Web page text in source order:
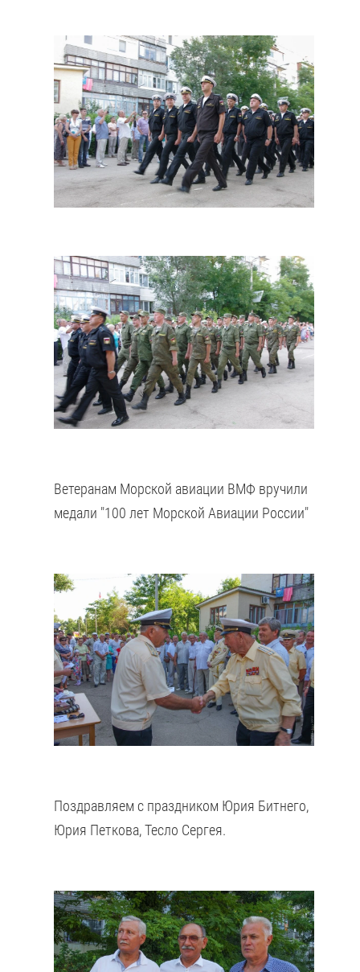
Ветеранам Морской авиации ВМФ вручили
медали "100 лет Морской Авиации России"
Поздравляем с праздником Юрия Битнего,
Юрия Петкова, Тесло Сергея.